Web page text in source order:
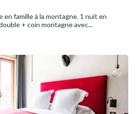
en famille à la montagne. 1 nuit en
+ coin montagne avec...